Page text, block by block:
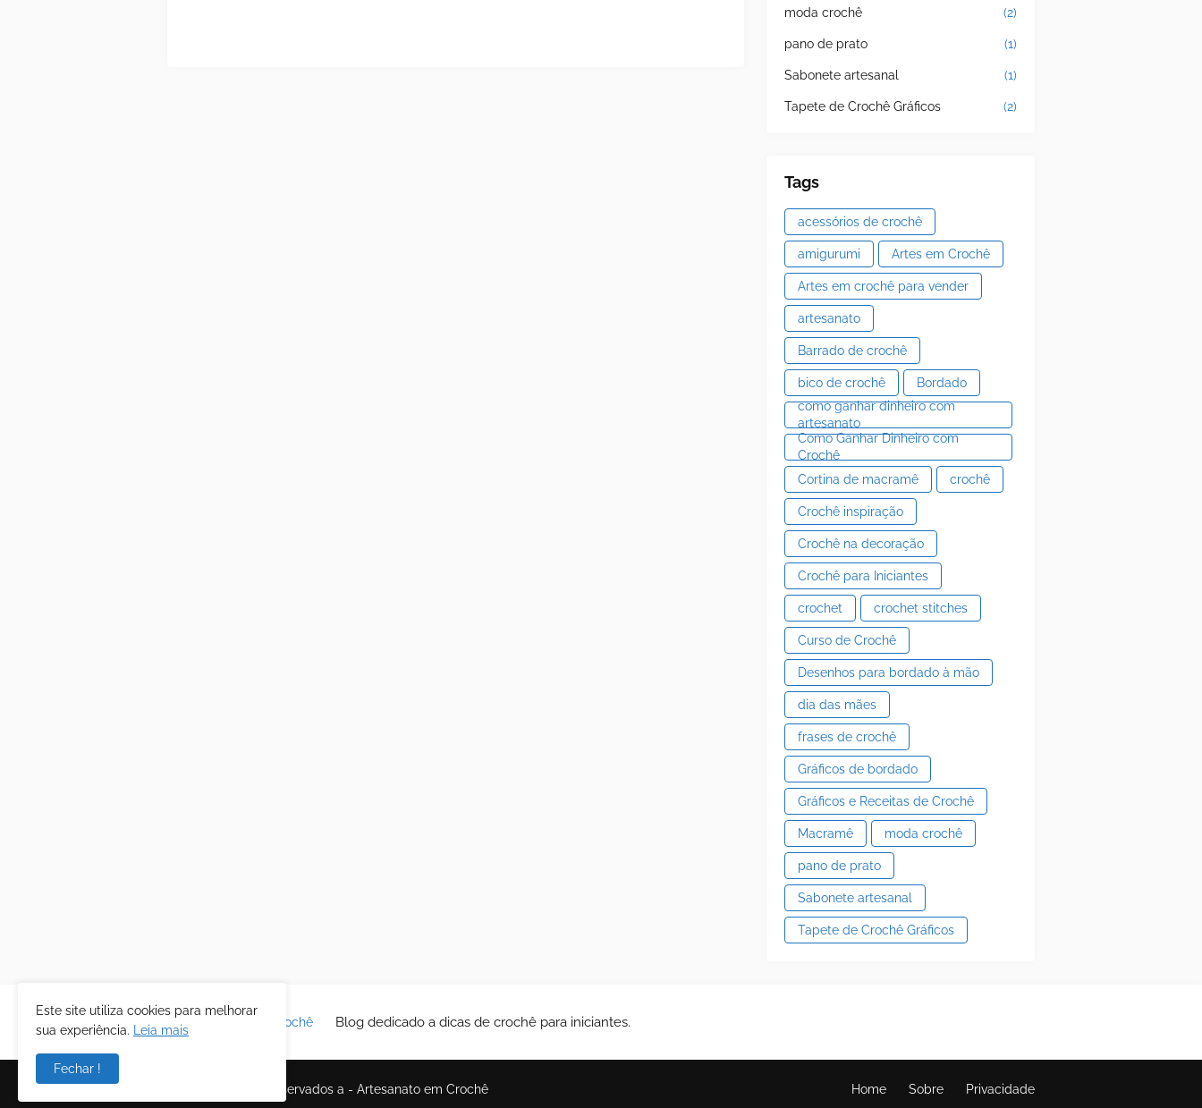
moda crochê (2)
pano de prato (1)
Sabonete artesanal (1)
Tapete de Crochê Gráficos (2)
Tags
acessórios de crochê
amigurumi Artes em Crochê
Artes em crochê para vender
artesanato
Barrado de crochê
bico de crochê
Bordado
como ganhar dinheiro com
artesanato
Como Ganhar Dinheiro com
Crochê
Cortina de macramê
crochê
Crochê inspiração
Crochê na decoração
Crochê para Iniciantes
crochet crochet stitches
Curso de Crochê
Desenhos para bordado à mão
dia das mães
frases de crochê
Gráficos de bordado
Gráficos e Receitas de Crochê
Macramê moda crochê
pano de prato
Sabonete artesanal
Tapete de Crochê Gráficos
Blog dedicado a dicas de crochê para iniciantes.
Todos os direitos reservados a - Artesanato em Crochê Home Sobre Privacidade
Este site utiliza cookies para melhorar
sua experiência.
Leia mais
Fechar !